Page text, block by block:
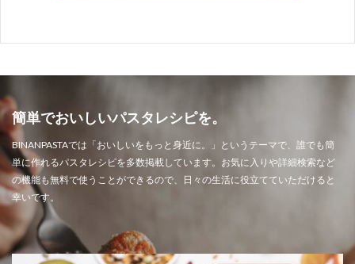
簡単でおいしいパスタレシピを。
BINANPASTAでは「おいしいをもっと身近に。」というテーマで、誰でも簡
単に作れるパスタレシピを多数掲載しています。お気に入りや詳細検索など
の機能も無料で使うことができるので、日々の生活に役立てていただけると
幸いです。